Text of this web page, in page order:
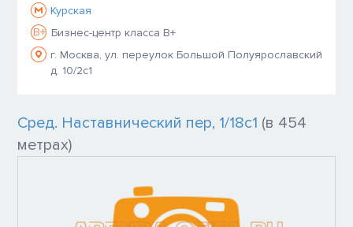
Курская
B+ Бизнес-центр класса B+
г. Москва, ул. переулок Большой Полуярославский
д. 10/2с1
Сред. Наставнический пер, 1/18с1 (в 454
метрах)